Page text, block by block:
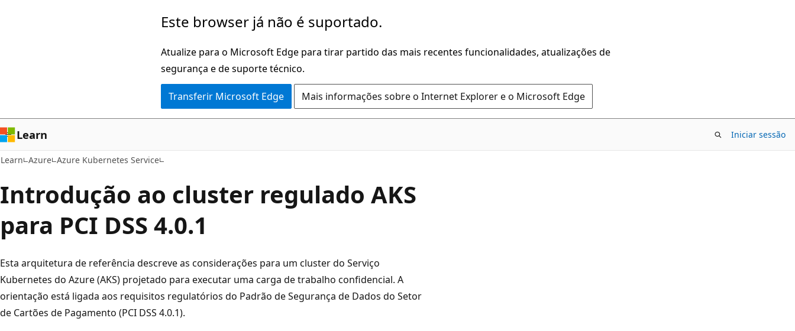
Este browser já não é suportado.
Atualize para o Microsoft Edge para tirar partido das mais recentes funcionalidades, atualizações de
segurança e de suporte técnico.
Transferir Microsoft Edge Mais informações sobre o Internet Explorer e o Microsoft Edge
Learn Iniciar sessão
Learn Azure Azure Kubernetes Service
Introdução ao cluster regulado AKS
para PCI DSS 4.0.1
Esta arquitetura de referência descreve as considerações para um cluster do Serviço
Kubernetes do Azure (AKS) projetado para executar uma carga de trabalho confidencial. A
orientação está ligada aos requisitos regulatórios do Padrão de Segurança de Dados do Setor
de Cartões de Pagamento (PCI DSS 4.0.1).